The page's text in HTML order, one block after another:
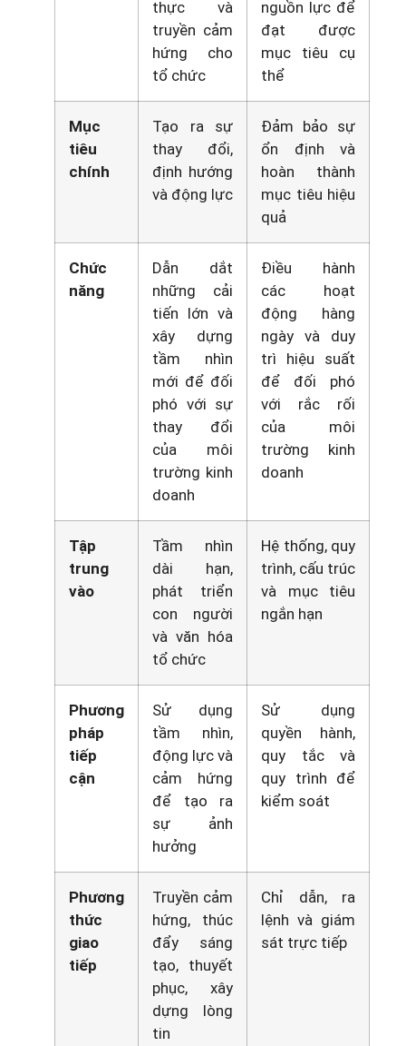
thực và
truyền cảm
hứng cho
tổ chức
nguồn lực để
đạt được
mục tiêu cụ
thể
Mục
tiêu
chính
Tạo ra sự
thay đổi,
định hướng
và động lực
Đảm bảo sự
ổn định và
hoàn thành
mục tiêu hiệu
quả
Chức
năng
Dẫn dắt
những cải
tiến lớn và
xây dựng
tầm nhìn
mới để đối
phó với sự
thay đổi
của môi
trường kinh
doanh
Điều hành
các hoạt
động hàng
ngày và duy
trì hiệu suất
để đối phó
với rắc rối
của môi
trường kinh
doanh
Tập
trung
vào
Tầm nhìn
dài hạn,
phát triển
con người
và văn hóa
tổ chức
Hệ thống, quy
trình, cấu trúc
và mục tiêu
ngắn hạn
Phương
pháp
tiếp
cận
Sử dụng
tầm nhìn,
động lực và
cảm hứng
để tạo ra
sự ảnh
hưởng
Sử dụng
quyền hành,
quy tắc và
quy trình để
kiểm soát
Phương
thức
giao
tiếp
Truyền cảm
hứng, thúc
đẩy sáng
tạo, thuyết
phục, xây
dựng lòng
tin
Chỉ dẫn, ra
lệnh và giám
sát trực tiếp